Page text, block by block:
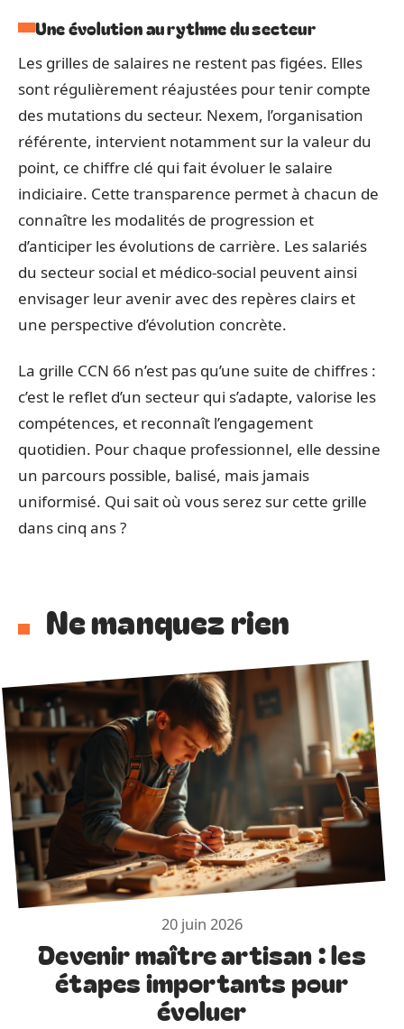
Une évolution au rythme du secteur
Les grilles de salaires ne restent pas figées. Elles
sont régulièrement réajustées pour tenir compte
des mutations du secteur. Nexem, l’organisation
référente, intervient notamment sur la valeur du
point, ce chiffre clé qui fait évoluer le salaire
indiciaire. Cette transparence permet à chacun de
connaître les modalités de progression et
d’anticiper les évolutions de carrière. Les salariés
du secteur social et médico-social peuvent ainsi
envisager leur avenir avec des repères clairs et
une perspective d’évolution concrète.
La grille CCN 66 n’est pas qu’une suite de chiffres :
c’est le reflet d’un secteur qui s’adapte, valorise les
compétences, et reconnaît l’engagement
quotidien. Pour chaque professionnel, elle dessine
un parcours possible, balisé, mais jamais
uniformisé. Qui sait où vous serez sur cette grille
dans cinq ans ?
Ne manquez rien
20 juin 2026
Devenir maître artisan : les
étapes importants pour
évoluer